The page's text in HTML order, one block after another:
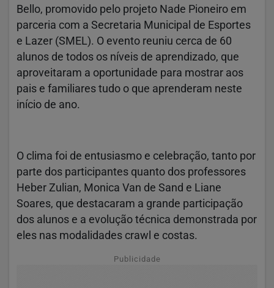
Bello, promovido pelo projeto Nade Pioneiro em
parceria com a Secretaria Municipal de Esportes
e Lazer (SMEL). O evento reuniu cerca de 60
alunos de todos os níveis de aprendizado, que
aproveitaram a oportunidade para mostrar aos
pais e familiares tudo o que aprenderam neste
início de ano.
O clima foi de entusiasmo e celebração, tanto por
parte dos participantes quanto dos professores
Heber Zulian, Monica Van de Sand e Liane
Soares, que destacaram a grande participação
dos alunos e a evolução técnica demonstrada por
eles nas modalidades crawl e costas.
Publicidade